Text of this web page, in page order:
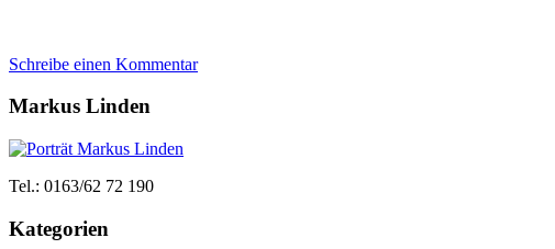
Schreibe einen Kommentar
Markus Linden
Tel.: 0163/62 72 190
Kategorien